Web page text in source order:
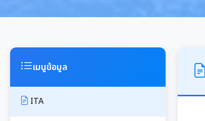
เมนูข้อมูล
ITA